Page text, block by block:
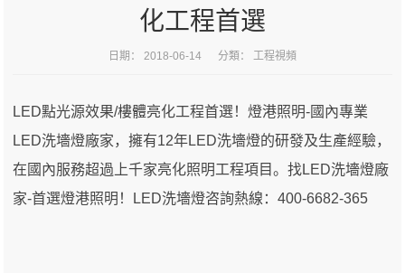
化工程首選
日期： 2018-06-14 分類： 工程視頻
LED點光源效果/樓體亮化工程首選！燈港照明-國內專業
LED洗墻燈廠家，擁有12年LED洗墻燈的研發及生產經驗，
在國內服務超過上千家亮化照明工程項目。找LED洗墻燈廠
家-首選燈港照明！LED洗墻燈咨詢熱線：400-6682-365